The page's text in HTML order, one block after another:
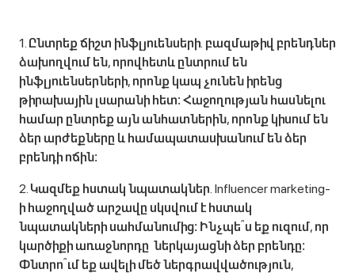
1. Ընտրեք ճիշտ ինֆլյուենսերի․ բազմաթիվ բրենդներ
ձախողվում են, որովհետև ընտրում են
ինֆլյուենսերների, որոնք կապ չունեն իրենց
թիրախային լսարանի հետ։ Հաջողության հասնելու
համար ընտրեք այն անհատներին, որոնք կիսում են
ձեր արժեքները և համապատասխանում են ձեր
բրենդի ոճին։
2. Կազմեք հստակ նպատակներ․ Influencer marketing-
ի հաջողված արշավը սկսվում է հստակ
նպատակների սահմանումից։ Ինչպե՞ս եք ուզում, որ
կարծիքի առաջնորդը ներկայացնի ձեր բրենդը։
Փնտրո՞ւմ եք ավելի մեծ ներգրավվածություն,